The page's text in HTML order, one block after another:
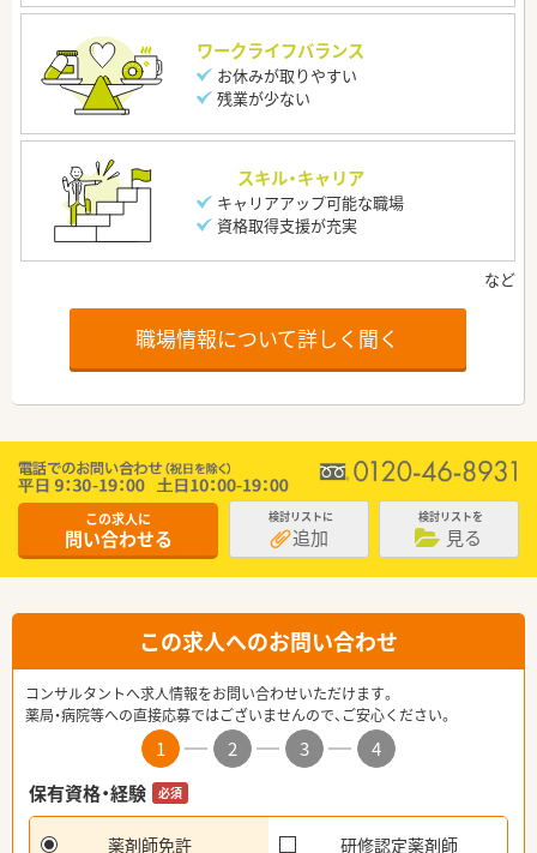
ワークライフバランス
お休みが取りやすい
残業が少ない
スキル・キャリア
キャリアアップ可能な職場
資格取得支援が充実
職場情報について詳しく聞く
この求人に
問い合わせる
検討リストに
追加
検討リストを
見る
この求人へのお問い合わせ
コンサルタントへ求人情報をお問い合わせいただけます。
薬局・病院等への直接応募ではございませんので、ご安心ください。
1 2 3
4
保有資格・経験
必須
薬剤師免許 研修認定薬剤師